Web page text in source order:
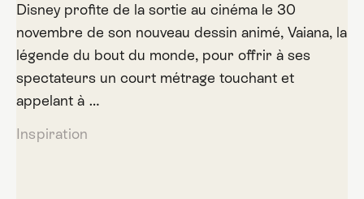
Disney profite de la sortie au cinéma le 30
novembre de son nouveau dessin animé, Vaiana, la
légende du bout du monde, pour offrir à ses
spectateurs un court métrage touchant et
appelant à …
Inspiration